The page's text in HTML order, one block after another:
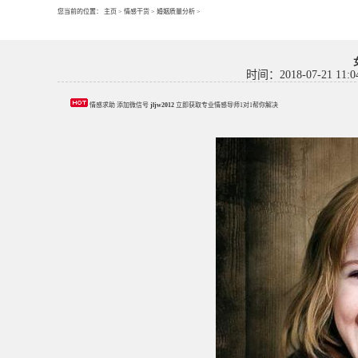
您当前的位置： 主页 > 情感干货 > 婚姻质量分析 >
时间：2018-07-21
情感求助 添加微信号 jljw2012 立即获取专业情感导师1对1帮你解决